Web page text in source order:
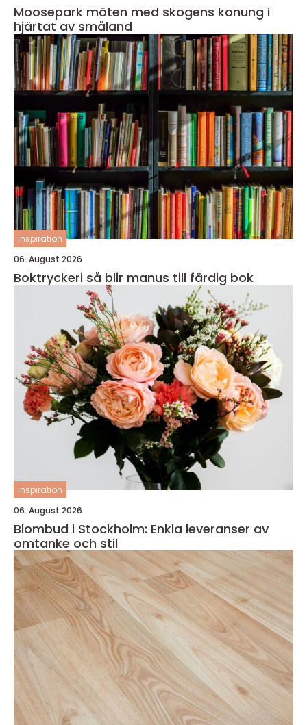
Moosepark möten med skogens konung i
hjärtat av småland
inspiration
06. August 2026
Boktryckeri så blir manus till färdig bok
inspiration
06. August 2026
Blombud i Stockholm: Enkla leveranser av
omtanke och stil